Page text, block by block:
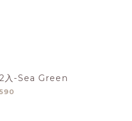
入-Sea Green